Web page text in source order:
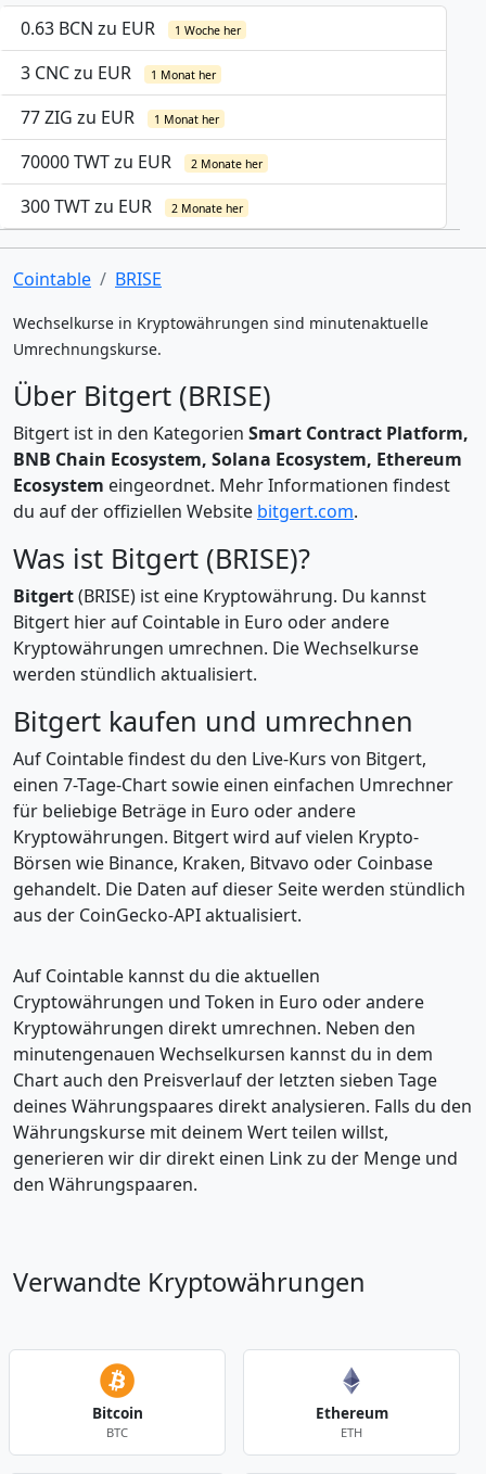
0.63 BCN zu EUR 1 Woche her
3 CNC zu EUR 1 Monat her
77 ZIG zu EUR 1 Monat her
70000 TWT zu EUR 2 Monate her
300 TWT zu EUR 2 Monate her
Cointable BRISE
Wechselkurse in Kryptowährungen sind minutenaktuelle
Umrechnungskurse.
Über Bitgert (BRISE)
Bitgert ist in den Kategorien Smart Contract Platform,
BNB Chain Ecosystem, Solana Ecosystem, Ethereum
Ecosystem eingeordnet. Mehr Informationen findest
du auf der offiziellen Website bitgert.com.
Was ist Bitgert (BRISE)?
Bitgert(BRISE) ist eine Kryptowährung. Du kannst
Bitgert hier auf Cointable in Euro oder andere
Kryptowährungen umrechnen. Die Wechselkurse
werden stündlich aktualisiert.
Bitgert kaufen und umrechnen
Auf Cointable findest du den Live-Kurs von Bitgert,
einen 7-Tage-Chart sowie einen einfachen Umrechner
für beliebige Beträge in Euro oder andere
Kryptowährungen. Bitgert wird auf vielen Krypto-
Börsen wie Binance, Kraken, Bitvavo oder Coinbase
gehandelt. Die Daten auf dieser Seite werden stündlich
aus der CoinGecko-API aktualisiert.
Auf Cointable kannst du die aktuellen
Cryptowährungen und Token in Euro oder andere
Kryptowährungen direkt umrechnen. Neben den
minutengenauen Wechselkursen kannst du in dem
Chart auch den Preisverlauf der letzten sieben Tage
deines Währungspaares direkt analysieren. Falls du den
Währungskurse mit deinem Wert teilen willst,
generieren wir dir direkt einen Link zu der Menge und
den Währungspaaren.
Verwandte Kryptowährungen
Bitcoin
BTC
Ethereum
ETH